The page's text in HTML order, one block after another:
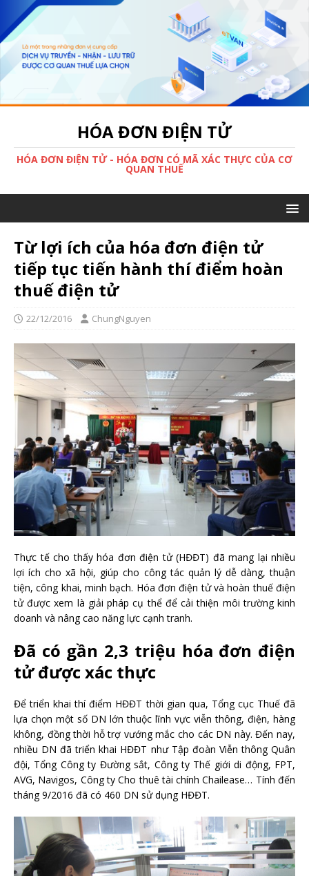
HÓA ĐƠN ĐIỆN TỬ
HÓA ĐƠN ĐIỆN TỬ - HÓA ĐƠN CÓ MÃ XÁC THỰC CỦA CƠ
QUAN THUẾ
Từ lợi ích của hóa đơn điện tử
tiếp tục tiến hành thí điểm hoàn
thuế điện tử
22/12/2016 ChungNguyen
Thực tế cho thấy hóa đơn điện tử (HĐĐT) đã mang lại nhiều
lợi ích cho xã hội, giúp cho công tác quản lý dễ dàng, thuận
tiện, công khai, minh bạch. Hóa đơn điện tử và hoàn thuế điện
tử được xem là giải pháp cụ thể để cải thiện môi trường kinh
doanh và nâng cao năng lực cạnh tranh.
Đã có gần 2,3 triệu hóa đơn điện
tử được xác thực
Để triển khai thí điểm HĐĐT thời gian qua, Tổng cục Thuế đã
lựa chọn một số DN lớn thuộc lĩnh vực viễn thông, điện, hàng
không, đồng thời hỗ trợ vướng mắc cho các DN này. Đến nay,
nhiều DN đã triển khai HĐĐT như Tập đoàn Viễn thông Quân
đội, Tổng Công ty Đường sắt, Công ty Thế giới di động, FPT,
AVG, Navigos, Công ty Cho thuê tài chính Chailease… Tính đến
tháng 9/2016 đã có 460 DN sử dụng HĐĐT.